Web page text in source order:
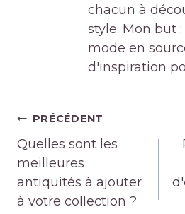
chacun à
style. Mon but
mode en
d'inspiration
Navigation
de
l’article
PRÉCÉDENT
Quelles sont les
meilleures
antiquités à ajouter
à votre collection ?